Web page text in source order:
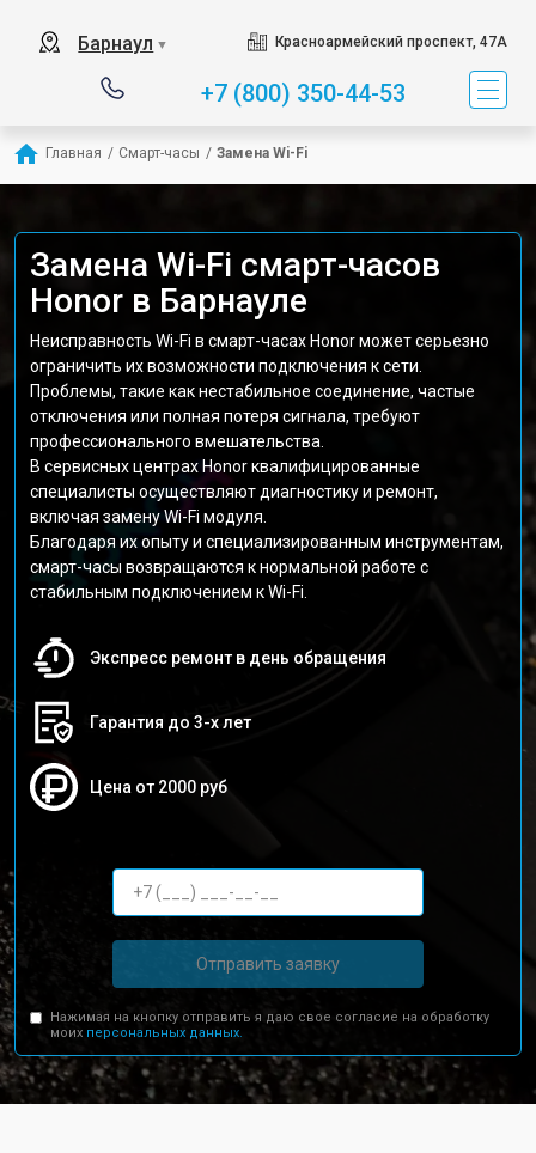
Барнаул ▼ Красноармейский проспект, 47А
+7 (800) 350-44-53
Главная / Смарт-часы / Замена Wi-Fi
Замена Wi-Fi смарт-часов
Honor в Барнауле
Неисправность Wi-Fi в смарт-часах Honor может серьезно
ограничить их возможности подключения к сети.
Проблемы, такие как нестабильное соединение, частые
отключения или полная потеря сигнала, требуют
профессионального вмешательства.
В сервисных центрах Honor квалифицированные
специалисты осуществляют диагностику и ремонт,
включая замену Wi-Fi модуля.
Благодаря их опыту и специализированным инструментам,
смарт-часы возвращаются к нормальной работе с
стабильным подключением к Wi-Fi.
Экспресс ремонт в день обращения
Гарантия до 3-х лет
Цена от 2000 руб
Отправить заявку
Нажимая на кнопку отправить я даю свое согласие на обработку
моих персональных данных.